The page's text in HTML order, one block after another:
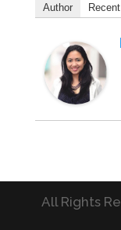
Author
All Rights